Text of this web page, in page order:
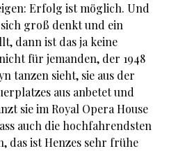
Erfolg ist möglich. Und
groß denkt und ein
dann ist das ja keine
für jemanden, der 1948
tanzen sieht, sie aus der
aus anbetet und
sie im Royal Opera House
auch die hochfahrendsten
das ist Henzes sehr frühe